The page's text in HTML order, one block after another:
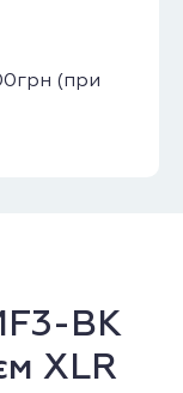
(при
BK
XLR